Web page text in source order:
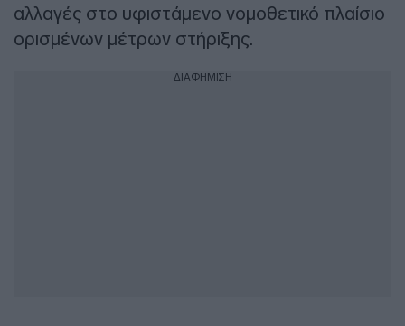
αλλαγές στο υφιστάμενο νομοθετικό πλαίσιο
ορισμένων μέτρων στήριξης.
ΔΙΑΦΗΜΙΣΗ